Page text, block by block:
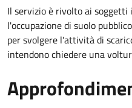
Il servizio è rivolto ai soggetti
l'occupazione di suolo
per svolgere l'attività di
intendono chiedere una